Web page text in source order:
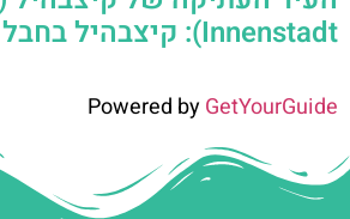
Innenstadt): קיצבהיל בחבל טירול
Powered byGetYourGuide